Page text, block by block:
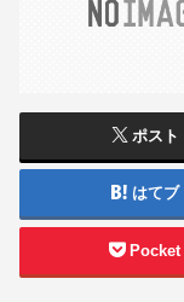
ポスト
はてブ
Pocket